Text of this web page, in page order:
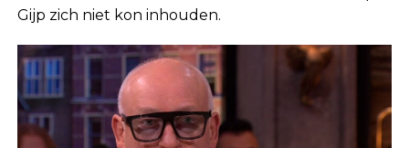
Gijp zich niet kon inhouden.